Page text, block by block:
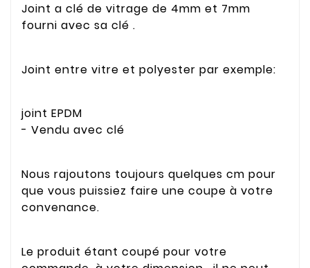
Joint a clé de vitrage de 4mm et 7mm
fourni avec sa clé .
Joint entre vitre et polyester par exemple:
joint EPDM
- Vendu avec clé
Nous rajoutons toujours quelques cm pour
que vous puissiez faire une coupe à votre
convenance.
Le produit étant coupé pour votre